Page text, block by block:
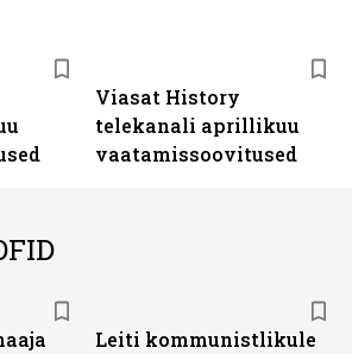
Viasat History
telekanali aprillikuu
vaatamissoovitused
Leiti kommunistlikule